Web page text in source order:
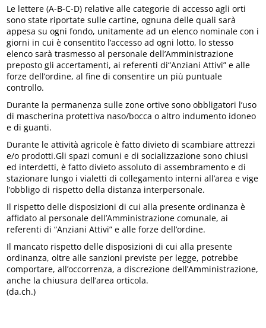
Le lettere (A-B-C-D) relative alle categorie di accesso agli orti
sono state riportate sulle cartine, ognuna delle quali sarà
appesa su ogni fondo, unitamente ad un elenco nominale con i
giorni in cui è consentito l’accesso ad ogni lotto, lo stesso
elenco sarà trasmesso al personale dell’Amministrazione
preposto gli accertamenti, ai referenti di“Anziani Attivi” e alle
forze dell’ordine, al fine di consentire un più puntuale
controllo.
Durante la permanenza sulle zone ortive sono obbligatori l’uso
di mascherina protettiva naso/bocca o altro indumento idoneo
e di guanti.
Durante le attività agricole è fatto divieto di scambiare attrezzi
e/o prodotti.Gli spazi comuni e di socializzazione sono chiusi
ed interdetti, è fatto divieto assoluto di assembramento e di
stazionare lungo i vialetti di collegamento interni all’area e vige
l’obbligo di rispetto della distanza interpersonale.
Il rispetto delle disposizioni di cui alla presente ordinanza è
affidato al personale dell’Amministrazione comunale, ai
referenti di “Anziani Attivi” e alle forze dell’ordine.
Il mancato rispetto delle disposizioni di cui alla presente
ordinanza, oltre alle sanzioni previste per legge, potrebbe
comportare, all’occorrenza, a discrezione dell’Amministrazione,
anche la chiusura dell’area orticola.
(da.ch.)